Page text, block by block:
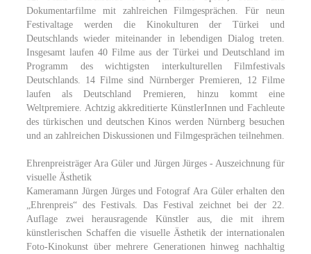
Dokumentarfilme mit zahlreichen Filmgesprächen. Für neun
Festivaltage werden die Kinokulturen der Türkei und
Deutschlands wieder miteinander in lebendigen Dialog treten.
Insgesamt laufen 40 Filme aus der Türkei und Deutschland im
Programm des wichtigsten interkulturellen Filmfestivals
Deutschlands. 14 Filme sind Nürnberger Premieren, 12 Filme
laufen als Deutschland Premieren, hinzu kommt eine
Weltpremiere. Achtzig akkreditierte KünstlerInnen und Fachleute
des türkischen und deutschen Kinos werden Nürnberg besuchen
und an zahlreichen Diskussionen und Filmgesprächen teilnehmen.
Ehrenpreisträger Ara Güler und Jürgen Jürges - Auszeichnung für
visuelle Ästhetik
Kameramann Jürgen Jürges und Fotograf Ara Güler erhalten den
„Ehrenpreis“ des Festivals. Das Festival zeichnet bei der 22.
Auflage zwei herausragende Künstler aus, die mit ihrem
künstlerischen Schaffen die visuelle Ästhetik der internationalen
Foto-Kinokunst über mehrere Generationen hinweg nachhaltig